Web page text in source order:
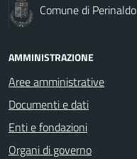
Comune di Perinaldo
AMMINISTRAZIONE
Aree amministrative
Documenti e dati
Enti e fondazioni
Organi di governo